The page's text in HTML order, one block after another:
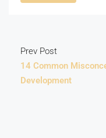
Prev Post
14 Common
Development